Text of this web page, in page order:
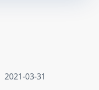
2021-03-31